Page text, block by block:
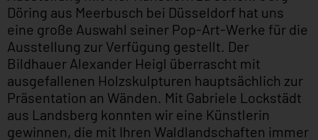
Döring aus Meerbusch bei Düsseldorf hat uns
eine große Auswahl seiner Pop-Art-Werke für die
Ausstellung zur Verfügung gestellt. Der
Bildhauer Alexander Heigl überrascht mit
ausgefallenen Holzskulpturen hauptsächlich zur
Präsentation an Wänden. Mit Gabriele Lockstädt
aus Landsberg konnten wir eine Künstlerin
gewinnen, die mit Ihren Waldlandschaften immer